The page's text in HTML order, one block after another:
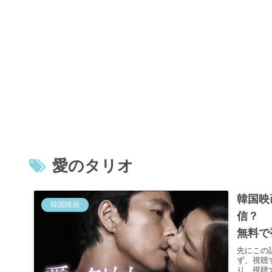
愛のタリオ
韓国映画
韓国
信？
無料
先にこの
ず、視聴
り、視聴